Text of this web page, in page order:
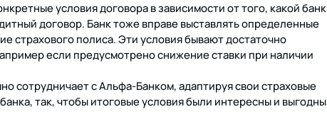
условия договора в зависимости от того, какой банк
договор. Банк тоже вправе выставлять определенные
страхового полиса. Эти условия бывают достаточно
если предусмотрено снижение ставки при наличии
сотрудничает с Альфа-Банком, адаптируя свои страховые
так, чтобы итоговые условия были интересны и выгодны